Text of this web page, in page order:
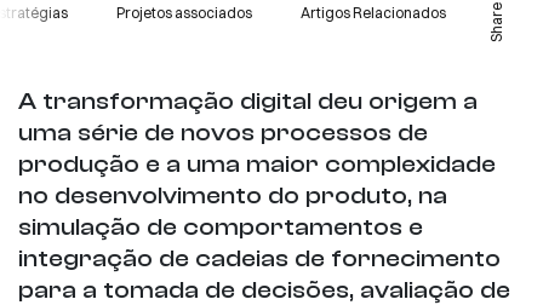
Share
Projetos associados Artigos Relacionados
A transformação digital deu origem a
uma série de novos processos de
produção e a uma maior complexidade
no desenvolvimento do produto, na
simulação de comportamentos e
integração de cadeias de fornecimento
para a tomada de decisões, avaliação de